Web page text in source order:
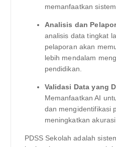
memanfaatkan
Analisis dan
analisis data tingkat
pelaporan akan
lebih mendalam
pendidikan.
Validasi Data yang
Memanfaatkan AI
dan mengidentifikasi
meningkatkan
PDSS Sekolah adalah